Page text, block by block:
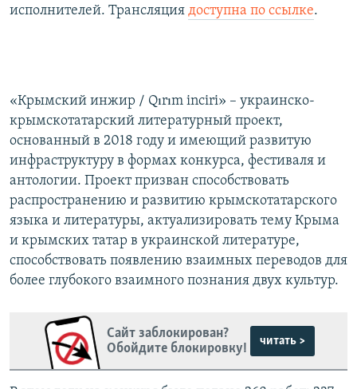
исполнителей. Трансляция доступна по ссылке.
«Крымский инжир / Qırım inciri» – украинско-
крымскотатарский литературный проект,
основанный в 2018 году и имеющий развитую
инфраструктуру в формах конкурса, фестиваля и
антологии. Проект призван способствовать
распространению и развитию крымскотатарского
языка и литературы, актуализировать тему Крыма
и крымских татар в украинской литературе,
способствовать появлению взаимных переводов для
более глубокого взаимного познания двух культур.
Сайт заблокирован?
Обойдите блокировку!
читать >